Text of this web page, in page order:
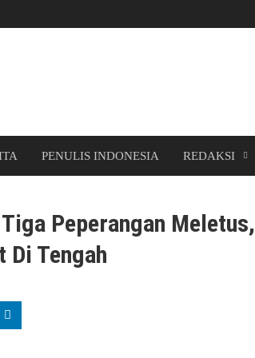
PENULIS INDONESIA REDAKSI
Peperangan Meletus,
Di Tengah